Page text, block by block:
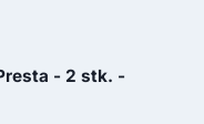
- 2 stk. -